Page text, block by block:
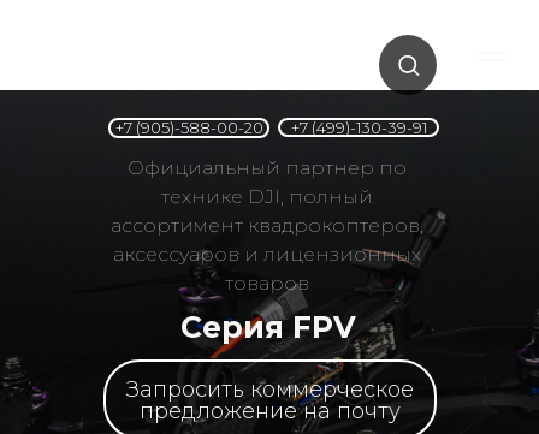
Серия FPV
Официальный партнер по
технике DJI, полный
ассортимент квадрокоптеров,
аксессуаров и лицензионных
товаров
Запросить коммерческое
предложение на почту
+7 (499)-130-39-91
+7 (905)-588-00-20